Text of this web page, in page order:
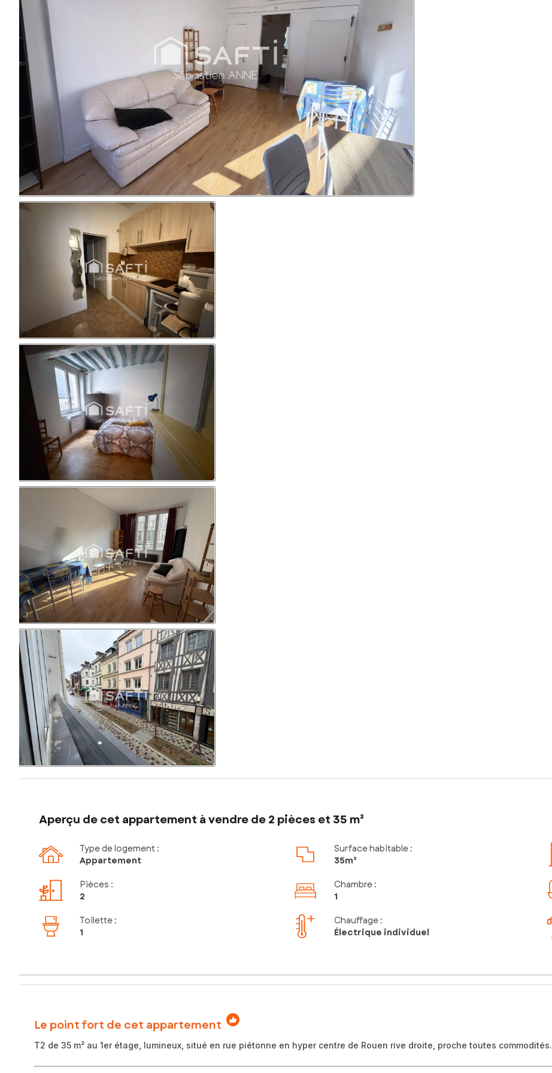
Aperçu de cet appartement à vendre de 2 pièces et 35 m²
Type de logement :
Appartement
Surface habitable :
35m²
Pièces :
2
Chambre:
1
Toilette :
1
Chauffage :
Électrique individuel
Le point fort de cet appartement
T2 de 35 m² au 1er étage, lumineux, situé en rue piétonne en hyper centre de Rouen rive droite, proche toutes commodités.